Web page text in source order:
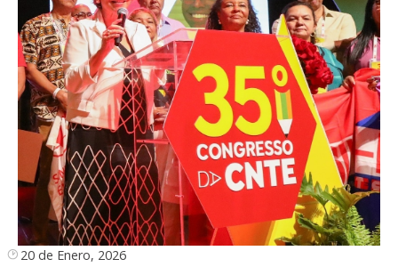
20 de Enero, 2026